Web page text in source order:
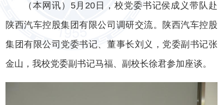
（本网讯）5月20日，校党委书记侯成义带队赴
陕西汽车控股集团有限公司调研交流。陕西汽车控股
集团有限公司党委书记、董事长刘义，党委副书记张
金山，我校党委副书记马福、副校长徐君参加座谈。